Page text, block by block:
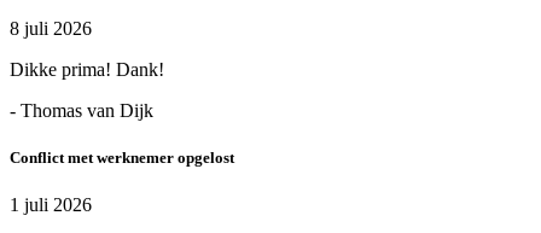
8 juli 2026
Dikke prima! Dank!
- Thomas van Dijk
Conflict met werknemer opgelost
1 juli 2026